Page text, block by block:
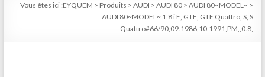
Vous êtes ici :EYQUEM > Produits >AUDI >AUDI 80 >AUDI 80~MODEL~ >
AUDI 80~MODEL~ 1.8 i E, GTE, GTE Quattro, S, S
Quattro#66/90,09.1986,10.1991,PM,,0.8,